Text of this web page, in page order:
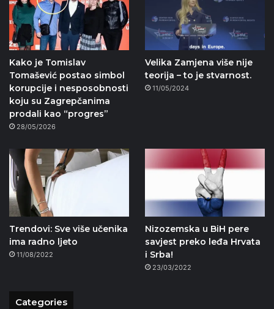
Kako je Tomislav
Tomašević postao simbol
korupcije i nesposobnosti
koju su Zagrepčanima
prodali kao “progres”
28/05/2026
Velika Zamjena više nije
teorija – to je stvarnost.
11/05/2024
Trendovi: Sve više učenika
ima radno ljeto
11/08/2022
Nizozemska u BiH pere
savjest preko leđa Hrvata
i Srba!
23/03/2022
Categories